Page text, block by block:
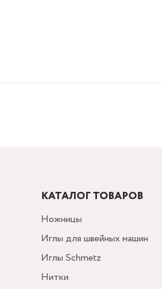
КАТАЛОГ ТОВАРОВ
Ножницы
Иглы для швейных машин
Иглы Schmetz
Нитки